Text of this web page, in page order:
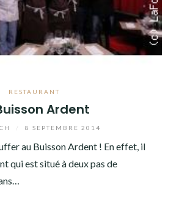
RESTAURANT
Ardent
8 SEPTEMBRE 2014
au Buisson Ardent ! En effet, il
qui est situé à deux pas de